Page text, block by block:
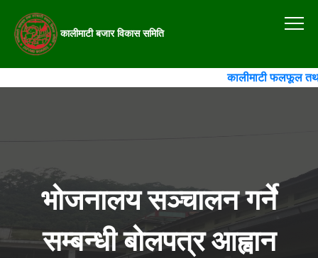
कालीमाटी बजार विकास समिति
कालीमाटी फलफूल तथा
भोजनालय सञ्चालन गर्ने
सम्बन्धी बोलपत्र आह्वान